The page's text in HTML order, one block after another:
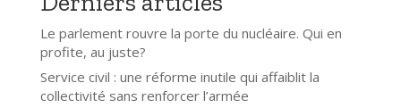
Le parlement rouvre la porte du nucléaire. Qui en
profite, au juste?
Service civil : une réforme inutile qui affaiblit la
collectivité sans renforcer l’armée